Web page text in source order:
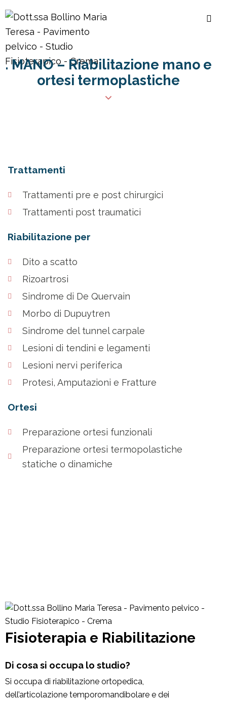
. MANO – Riabilitazione mano e
ortesi termoplastiche
Trattamenti
Trattamenti pre e post chirurgici
Trattamenti post traumatici
Riabilitazione per
Dito a scatto
Rizoartrosi
Sindrome di De Quervain
Morbo di Dupuytren
Sindrome del tunnel carpale
Lesioni di tendini e legamenti
Lesioni nervi periferica
Protesi, Amputazioni e Fratture
Ortesi
Preparazione ortesi funzionali
Preparazione ortesi termopolastiche
statiche o dinamiche
Fisioterapia e Riabilitazione
Di cosa si occupa lo studio?
Si occupa di riabilitazione ortopedica,
dell’articolazione temporomandibolare e dei